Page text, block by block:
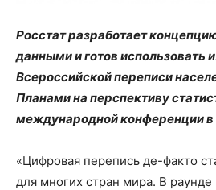
Росстат разработает
данными и готов использовать
Всероссийской переписи
Планами на перспективу
международной конференции
«Цифровая перепись де-факто
для многих стран мира. В